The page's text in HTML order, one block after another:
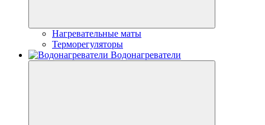
Нагревательные маты
Терморегуляторы
Водонагреватели